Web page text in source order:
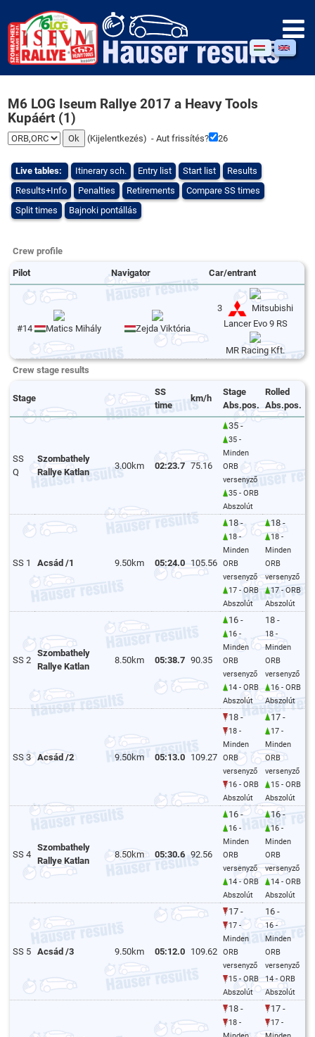
M6 LOG Iseum Rallye 2017 a Heavy Tools
Kupáért (1)
(Kijelentkezés) - Aut frissítés? 25
Live tables: Itinerary sch. Entry list Start list
Results
Results+Info
Penalties Retirements
Compare SS times
Split times
Bajnoki pontállás
Crew profile
Pilot Navigator Car/entrant
#14 Matics Mihály Zejda Viktória
3
Mitsubishi
Lancer Evo 9 RS
MR Racing Kft.
Crew stage results
Stage
SS
time
km/h
Stage
Abs.pos.
Rolled
Abs.pos.
SS
Q
Szombathely
Rallye Katlan
3.00km 02:23.7 75.16
35 -
35 -
Minden
ORB
versenyző
35 - ORB
Abszolút
SS 1 Acsád /1 9.50km 05:24.0 105.56
18 -
18 -
Minden
ORB
versenyző
17 - ORB
Abszolút
18 -
18 -
Minden
ORB
versenyző
17 - ORB
Abszolút
SS 2
Szombathely
Rallye Katlan
8.50km 05:38.7 90.35
16 -
16 -
Minden
ORB
versenyző
14 - ORB
Abszolút
18 -
18 -
Minden
ORB
versenyző
16 - ORB
Abszolút
SS 3 Acsád /2 9.50km 05:13.0 109.27
18 -
18 -
Minden
ORB
versenyző
16 - ORB
Abszolút
17 -
17 -
Minden
ORB
versenyző
15 - ORB
Abszolút
SS 4
Szombathely
Rallye Katlan
8.50km 05:30.6 92.56
16 -
16 -
Minden
ORB
versenyző
14 - ORB
Abszolút
16 -
16 -
Minden
ORB
versenyző
14 - ORB
Abszolút
SS 5 Acsád /3 9.50km 05:12.0 109.62
17 -
17 -
Minden
ORB
versenyző
15 - ORB
Abszolút
16 -
16 -
Minden
ORB
versenyző
14 - ORB
Abszolút
18 -
18 -
17 -
17 -